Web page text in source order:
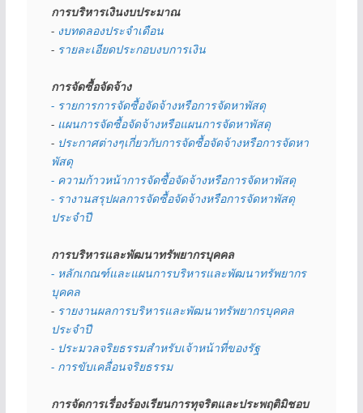
การบริหารเงินงบประมาณ
- งบทดลองประจำเดือน
- รายละเอียดประกอบงบการเงิน
การจัดซื้อจัดจ้าง
- รายการการจัดซื้อจัดจ้างหรือการจัดหาพัสดุ
- แผนการจัดซื้อจัดจ้างหรือแผนการจัดหาพัสดุ
- ประกาศต่างๆเกี่ยวกับการจัดซื้อจัดจ้างหรือการจัดหา
พัสดุ
- ความก้าวหน้าการจัดซื้อจัดจ้างหรือการจัดหาพัสดุ
- รางานสรุปผลการจัดซื้อจัดจ้างหรือการจัดหาพัสดุ
ประจำปี
การบริหารและพัฒนาทรัพยากรบุคคล
- หลักเกณฑ์และแผนการบริหารและพัฒนาทรัพยากร
บุคคล
- รายงานผลการบริหารและพัฒนาทรัพยากรบุคคล
ประจำปี
- ประมวลจริยธรรมสำหรับเจ้าหน้าที่ของรัฐ
- การขับเคลื่อนจริยธรรม
การจัดการเรื่องร้องเรียนการทุจริตและประพฤติมิชอบ